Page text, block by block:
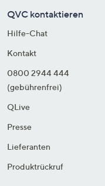
QVC kontaktieren
Hilfe-Chat
Kontakt
0800 2944 444
(gebührenfrei)
QLive
Presse
Lieferanten
Produktrückruf